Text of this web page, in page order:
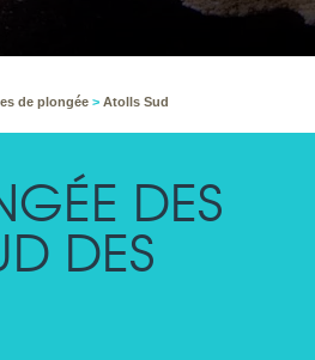
de plongée > Atolls Sud
DES
DES